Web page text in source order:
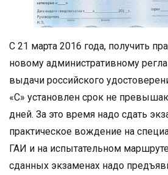
С 21 марта 2016 года, получить
новому административному
выдачи российского
«С» установлен срок не
дней. За это время надо сдать
практическое вождение на
ГАИ и на испытательном
сданных экзаменах надо